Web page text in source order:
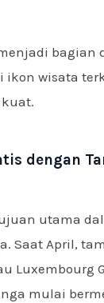
bagian
ikon wisata
dengan
utama
Saat April,
Luxembourg
mulai